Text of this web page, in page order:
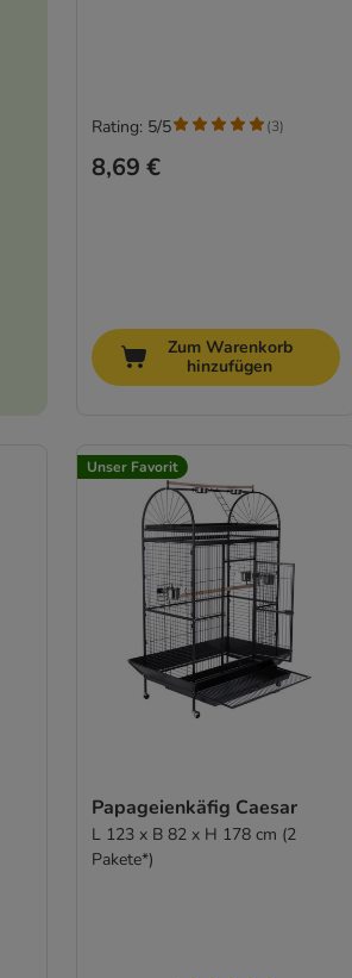
8,69 €
Rating: 5/5 (3)
Zum Warenkorb
hinzufügen
Unser Favorit
Papageienkäfig Caesar
L 123 x B 82 x H 178 cm (2
Pakete*)